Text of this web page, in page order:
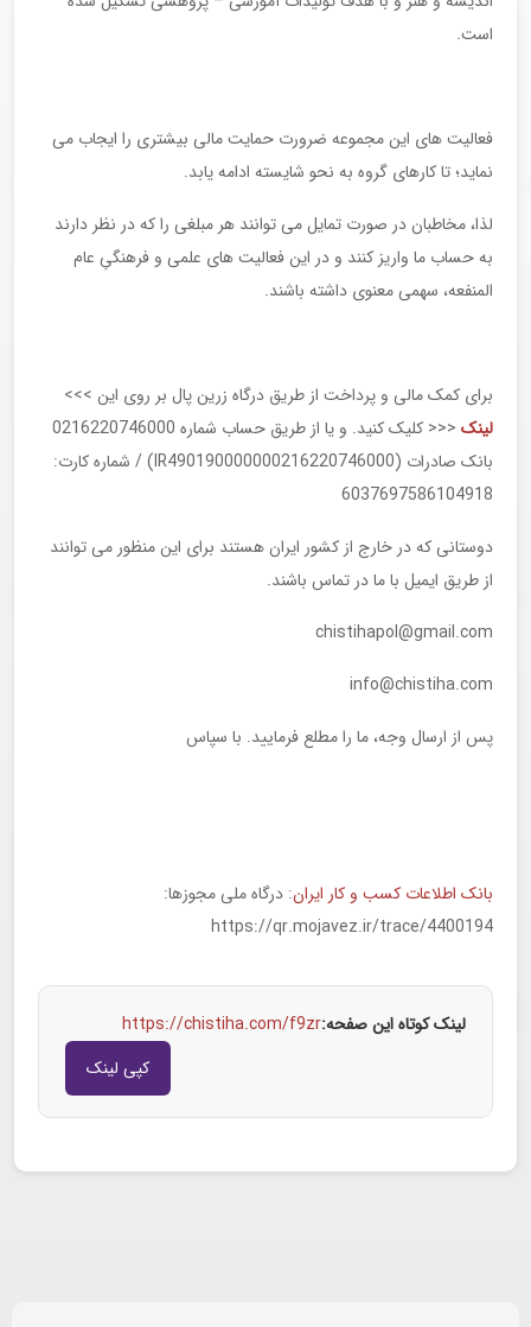
است.
فعالیت های این مجموعه ضرورت حمایت مالی بیشتری را ایجاب می
نماید؛ تا کارهای گروه به نحو شایسته ادامه یابد.
لذا، مخاطبان در صورت تمایل می توانند هر مبلغی را که در نظر دارند
به حساب ما واریز کنند و در این فعالیت های علمی و فرهنگیِ عام
المنفعه، سهمی معنوی داشته باشند.
برای کمک مالی و پرداخت از طریق درگاه زرین پال بر روی این >>>
لینک
<<< کلیک کنید. و یا از طریق حساب شماره 0216220746000
بانک صادرات (IR490190000000216220746000) / شماره کارت:
6037697586104918
دوستانی که در خارج از کشور ایران هستند برای این منظور می توانند
از طریق ایمیل با ما در تماس باشند.
chistihapol@gmail.com
info@chistiha.com
پس از ارسال وجه، ما را مطلع فرمایید. با سپاس
بانک اطلاعات کسب و کار ایران: درگاه ملی مجوزها:
https://qr.mojavez.ir/trace/4400194
لینک کوتاه این صفحه:https://chistiha.com/f9zr
کپی لینک